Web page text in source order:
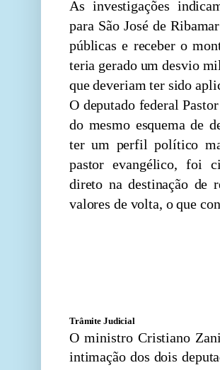
As investigações
para São José de
públicas e receber o
teria gerado um desvio
que deveriam ter sido
O deputado federal
do mesmo esquema de
ter um perfil político
pastor evangélico, foi
direto na destinação de
valores de volta, o que
Trâmite Judicial
O ministro Cristiano
intimação dos dois